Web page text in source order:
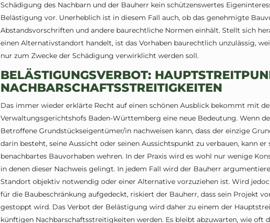
Schädigung des Nachbarn und der Bauherr kein schützenswertes
Belästigung vor. Unerheblich ist in diesem Fall auch, ob das genehmigte
Abstandsvorschriften und andere baurechtliche Normen einhält. Stellt sich
einen Alternativstandort handelt, ist das Vorhaben baurechtlich unzulässig,
nur zum Zwecke der Schädigung verwirklicht werden soll.
BELÄSTIGUNGSVERBOT:
NACHBARSCHAFTSSTREITIGKEITEN
Das immer wieder erklärte Recht auf einen schönen Ausblick bekommt mit
Verwaltungsgerichtshofs Baden-Württemberg eine neue Bedeutung. Wenn
Betroffene Grundstückseigentümer/in nachweisen kann, dass der einzige
darin besteht, seine Aussicht oder seinen Aussichtspunkt zu verbauen, kann er
benachbartes Bauvorhaben wehren. In der Praxis wird es wohl nur wenige
in denen dieser Nachweis gelingt. In jedem Fall wird der Bauherr
Standort objektiv notwendig oder einer Alternative vorzuziehen ist. Wird
für die Baubeschränkung aufgedeckt, riskiert der Bauherr, dass sein Projekt
gestoppt wird. Das Verbot der Belästigung wird daher zu einem der
künftigen Nachbarschaftsstreitigkeiten werden. Es bleibt abzuwarten, wie oft